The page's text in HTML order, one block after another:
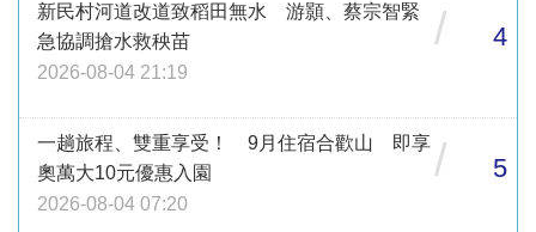
新民村河道改道致稻田無水 游顥、蔡宗智緊
急協調搶水救秧苗
2026-08-04 21:19
/ 4
一趟旅程、雙重享受！ 9月住宿合歡山 即享
奧萬大10元優惠入園
2026-08-04 07:20
/ 5